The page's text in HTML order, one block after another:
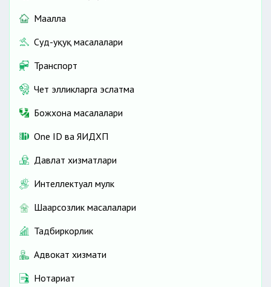
Маҳалла
Суд-ҳуқуқ масалалари
Транспорт
Чет элликларга эслатма
Божхона масалалари
One ID ва ЯИДХП
Давлат хизматлари
Интеллектуал мулк
Шаҳарсозлик масалалари
Тадбиркорлик
Адвокат хизмати
Нотариат